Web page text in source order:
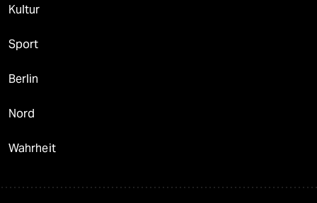
Kultur
Sport
Berlin
Nord
Wahrheit